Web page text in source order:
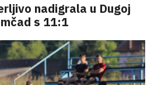
nadigrala u Dugoj
s 11:1